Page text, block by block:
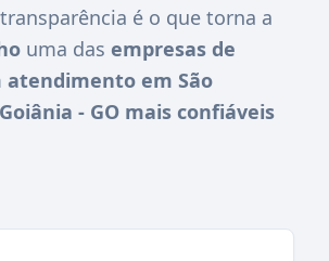
é o que torna a
uma das empresas de
atendimento em São
- GO mais confiáveis